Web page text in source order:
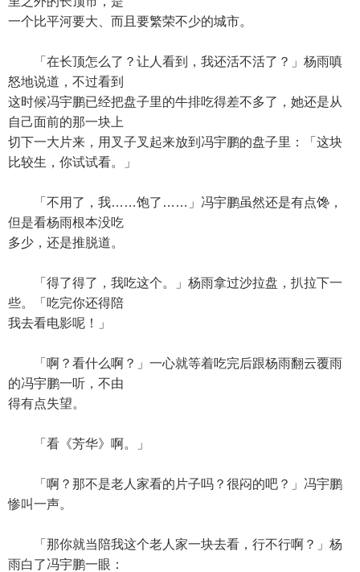
一个比平河要大、而且要繁荣不少的城市。
「在长顶怎么了？让人看到，我还活不活了？」杨雨嗔
怒地说道，不过看到
这时候冯宇鹏已经把盘子里的牛排吃得差不多了，她还是从
自己面前的那一块上
切下一大片来，用叉子叉起来放到冯宇鹏的盘子里：「这块
比较生，你试试看。」
「不用了，我……饱了……」冯宇鹏虽然还是有点馋，
但是看杨雨根本没吃
多少，还是推脱道。
「得了得了，我吃这个。」杨雨拿过沙拉盘，扒拉下一
些。「吃完你还得陪
我去看电影呢！」
「啊？看什么啊？」一心就等着吃完后跟杨雨翻云覆雨
的冯宇鹏一听，不由
得有点失望。
「看《芳华》啊。」
「啊？那不是老人家看的片子吗？很闷的吧？」冯宇鹏
惨叫一声。
「那你就当陪我这个老人家一块去看，行不行啊？」杨
雨白了冯宇鹏一眼：